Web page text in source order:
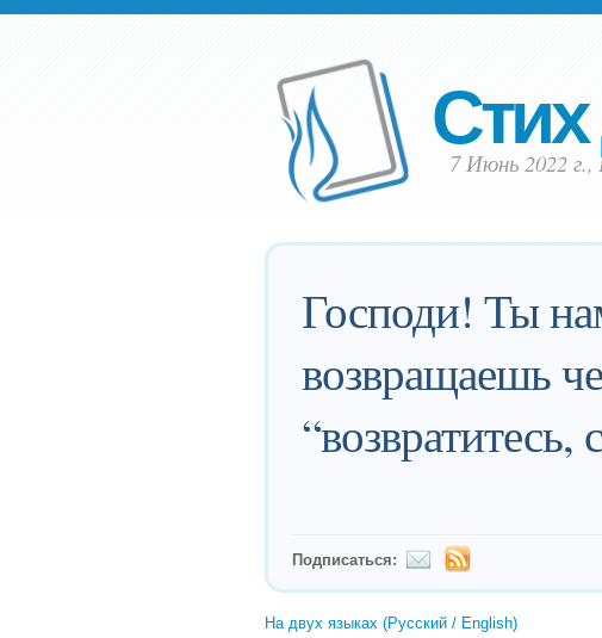
7 Июнь 2022
Господи! Ты
возвращаешь
Подписаться:
На двух языках (Русский / English)